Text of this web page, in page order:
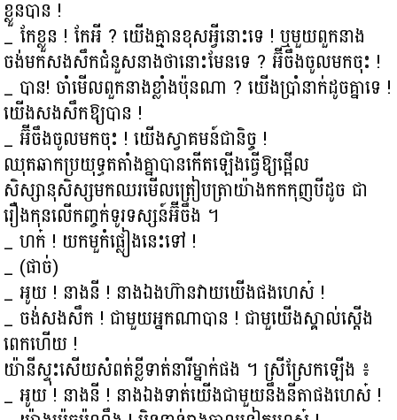
ខ្លួនបាន !
_ កែខ្លួន ! កែអី ? យើងគ្មានខុសអ្វីនោះទេ ! ឬមួយពួកនាង
ចង់មកសងសឹកជំនួសនាងថានោះមែនទេ ? អ៊ីចឹងចូលមកចុះ !
_ បាន! ចាំមើលពួកនាងខ្លាំងប៉ុនណា ? យើងប្រាំនាក់ដូចគ្នាទេ !
យើងសងសឹកឱ្យបាន !
_ អ៊ីចឹងចូលមកចុះ ! យើងស្វាគមន៍ជានិច្ច !
ឈុតឆាកប្រយុទ្ធតតាំងគ្នាបានកើតឡើងធ្វើឱ្យផ្អើល
សិស្សានុសិស្សមកឈរមើលត្រៀបត្រាយ៉ាងកកកុញបីដូច ជា
រឿងកុនលើកញ្ចក់ទូរទស្សន៍អ៊ីចឹង ។
_ ហក៎ ! យកមួកំផ្លៀងនេះទៅ !
_ (ផាច់)
_ អូយ ! នាងនី ! នាងឯងហ៊ានវាយយើងផងហេស៎ !
_ ចង់សងសឹក ! ជាមួយអ្នកណាបាន ! ជាមួយើងស្គាល់ស្ដើង
ពេកហើយ !
យ៉ានីស្ទុះសើយសំពត់ខ្លីទាត់នារីម្នាក់ផង ។ ស្រីស្រែកឡើង ៖
_ អូយ ! នាងនី ! នាងឯងទាត់យើងជាមួយនឹងនីតាផងហេស៎ !